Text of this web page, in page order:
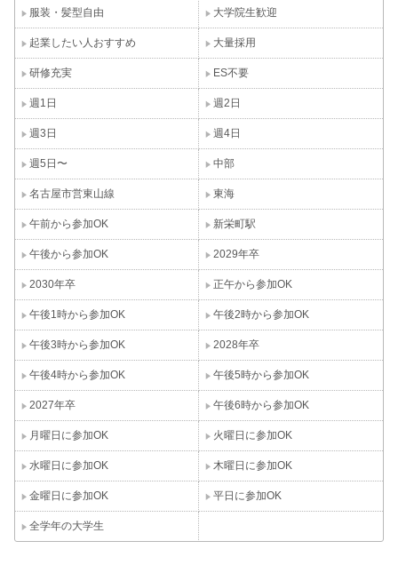
服装・髪型自由 大学院生歓迎
起業したい人おすすめ 大量採用
研修充実 ES不要
週1日 週2日
週3日 週4日
週5日〜 中部
名古屋市営東山線 東海
午前から参加OK 新栄町駅
午後から参加OK 2029年卒
2030年卒 正午から参加OK
午後1時から参加OK 午後2時から参加OK
午後3時から参加OK 2028年卒
午後4時から参加OK 午後5時から参加OK
2027年卒 午後6時から参加OK
月曜日に参加OK 火曜日に参加OK
水曜日に参加OK 木曜日に参加OK
金曜日に参加OK 平日に参加OK
全学年の大学生